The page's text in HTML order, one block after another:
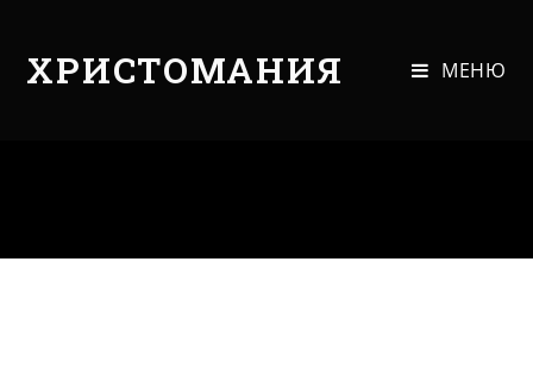
ХРИСТОМАНИЯ МЕНЮ